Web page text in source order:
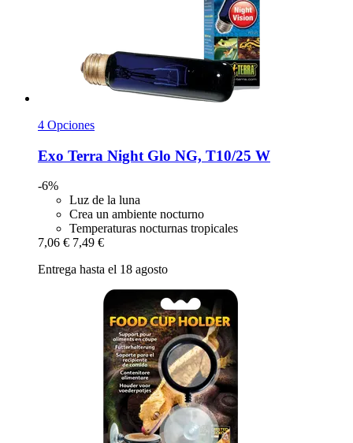
4 Opciones
Exo Terra Night Glo NG, T10/25 W
-6%
Luz de la luna
Crea un ambiente nocturno
Temperaturas nocturnas tropicales
7,06 € 7,49 €
Entrega hasta el 18 agosto